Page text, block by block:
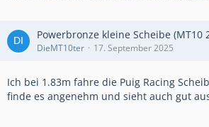
Powerbronze kleine Scheibe (MT10
DieMT10ter 17. September 2025
Ich bei 1.83m fahre die Puig Racing
finde es angenehm und sieht auch gut